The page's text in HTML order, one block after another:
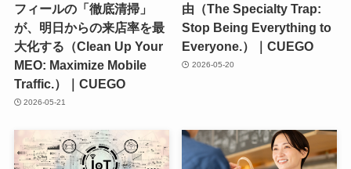
フィールの「徹底清掃」
が、明日からの来店率を最
大化する（Clean Up Your
MEO: Maximize Mobile
Traffic.）｜CUEGO
2026-05-21
由（The Specialty Trap:
Stop Being Everything to
Everyone.）｜CUEGO
2026-05-20